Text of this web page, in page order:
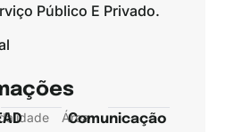
Público E Privado.
Área
Comunicação